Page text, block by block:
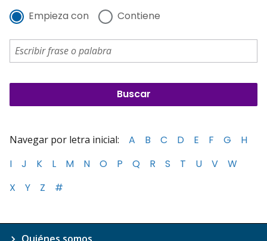
Empieza con Contiene
Navegar por letra inicial: A B C D E F G
H
I
J K L M N O P Q R S T U V
W
X
Y Z #